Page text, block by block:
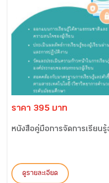
ราคา 395 บาท
หนังสือคู่มือการจัดการเรียนรู้
ดูรายละเอียด